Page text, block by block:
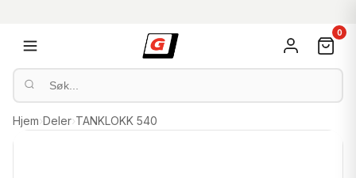
0
Hjem›Deler›TANKLOKK 540